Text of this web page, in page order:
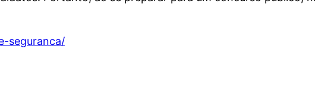
seguranca/